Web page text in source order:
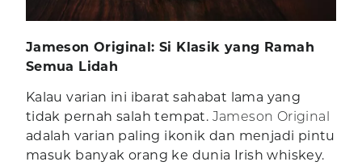
Jameson Original: Si Klasik yang Ramah
Semua Lidah
Kalau varian ini ibarat sahabat lama yang
tidak pernah salah tempat. Jameson Original
adalah varian paling ikonik dan menjadi pintu
masuk banyak orang ke dunia Irish whiskey.